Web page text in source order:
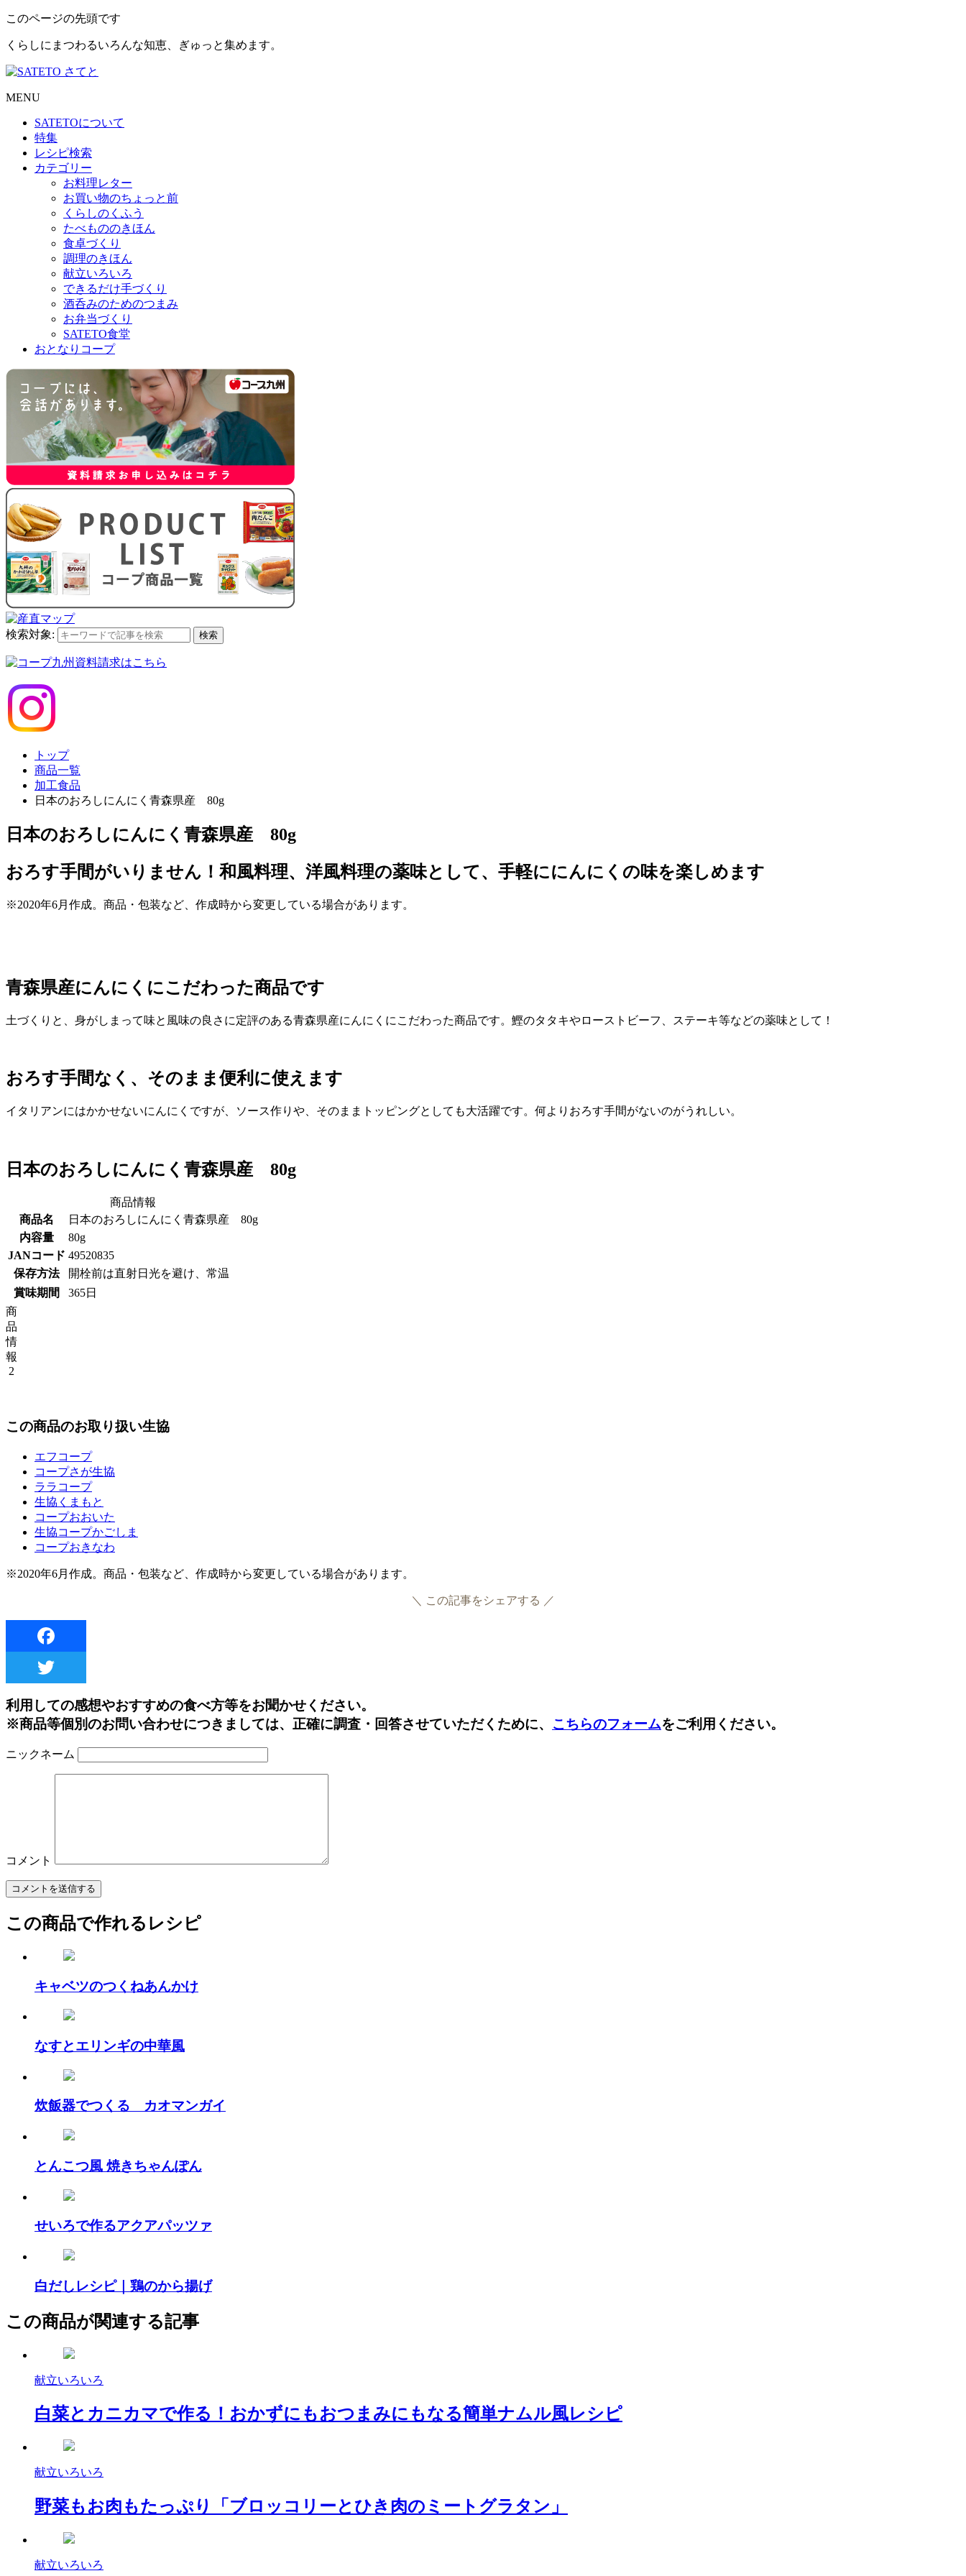
このページの先頭です
くらしにまつわるいろんな知恵、ぎゅっと集めます。
MENU
SATETOについて
特集
レシピ検索
カテゴリー
お料理レター
お買い物のちょっと前
くらしのくふう
たべもののきほん
食卓づくり
調理のきほん
献立いろいろ
できるだけ手づくり
酒呑みのためのつまみ
お弁当づくり
SATETO食堂
おとなりコープ
検索対象: 検索
トップ
商品一覧
加工食品
日本のおろしにんにく青森県産 80g
日本のおろしにんにく青森県産 80g
おろす手間がいりません！和風料理、洋風料理の薬味として、手軽ににんにくの味を楽しめます
※2020年6月作成。商品・包装など、作成時から変更している場合があります。
青森県産にんにくにこだわった商品です
土づくりと、身がしまって味と風味の良さに定評のある青森県産にんにくにこだわった商品です。鰹のタタキやローストビーフ、ステーキ等などの薬味として！
おろす手間なく、そのまま便利に使えます
イタリアンにはかかせないにんにくですが、ソース作りや、そのままトッピングとしても大活躍です。何よりおろす手間がないのがうれしい。
日本のおろしにんにく青森県産 80g
商品情報
商品名
日本のおろしにんにく青森県産 80g
内容量
80g
JANコード 49520835
保存方法
開栓前は直射日光を避け、常温
賞味期間
365日
商
品
情
報
2
この商品のお取り扱い生協
エフコープ
コープさが生協
ララコープ
生協くまもと
コープおおいた
生協コープかごしま
コープおきなわ
※2020年6月作成。商品・包装など、作成時から変更している場合があります。
＼ この記事をシェアする ／
利用しての感想やおすすめの食べ方等をお聞かせください。
※商品等個別のお問い合わせにつきましては、正確に調査・回答させていただくために、 こちらのフォームをご利用ください。
ニックネーム
コメント
この商品で作れるレシピ
キャベツのつくねあんかけ
なすとエリンギの中華風
炊飯器でつくる カオマンガイ
とんこつ風 焼きちゃんぽん
せいろで作るアクアパッツァ
白だしレシピ｜鶏のから揚げ
この商品が関連する記事
献立いろいろ
白菜とカニカマで作る！おかずにもおつまみにもなる簡単ナムル風レシピ
献立いろいろ
野菜もお肉もたっぷり「ブロッコリーとひき肉のミートグラタン」
献立いろいろ